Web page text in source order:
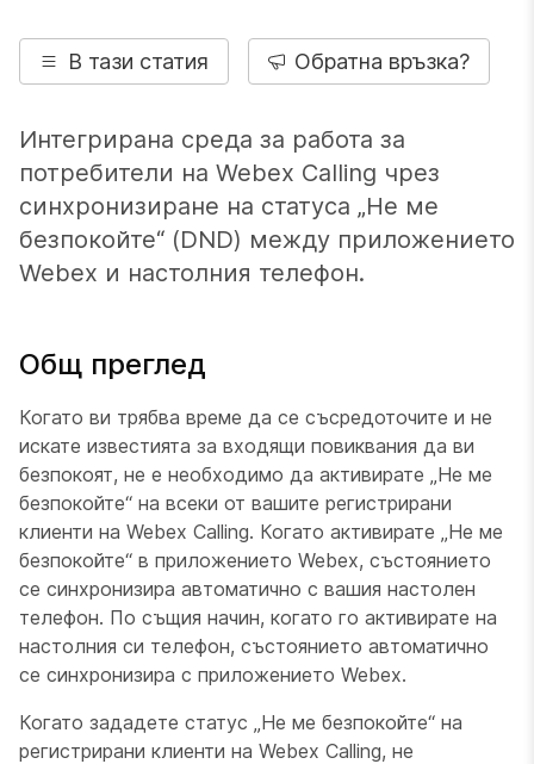
В тази статия Обратна връзка?
Интегрирана среда за работа за
потребители на Webex Calling чрез
синхронизиране на статуса „Не ме
безпокойте“ (DND) между приложението
Webex и настолния телефон.
Общ преглед
Когато ви трябва време да се съсредоточите и не
искате известията за входящи повиквания да ви
безпокоят, не е необходимо да активирате „Не ме
безпокойте“ на всеки от вашите регистрирани
клиенти на Webex Calling. Когато активирате „Не ме
безпокойте“ в приложението Webex, състоянието
се синхронизира автоматично с вашия настолен
телефон. По същия начин, когато го активирате на
настолния си телефон, състоянието автоматично
се синхронизира с приложението Webex.
Когато зададете статус „Не ме безпокойте“ на
регистрирани клиенти на Webex Calling, не